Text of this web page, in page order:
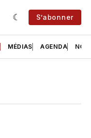
S’abonner
MÉDIAS AGENDA NOS